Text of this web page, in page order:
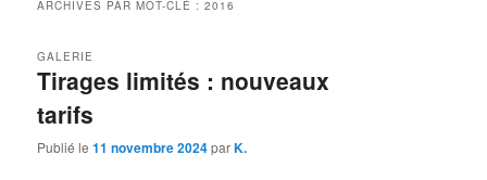
ARCHIVES PAR MOT-CLÉ :2016
Tirages limités : nouveaux
tarifs
GALERIE
Publié le11 novembre 2024parK.